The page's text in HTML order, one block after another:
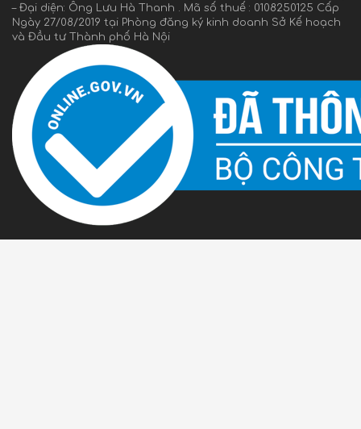
– Đại diện: Ông Lưu Hà Thanh . Mã số thuế : 0108250125 Cấp
Ngày 27/08/2019 tại Phòng đăng ký kinh doanh Sở Kế hoạch
và Đầu tư Thành phố Hà Nội